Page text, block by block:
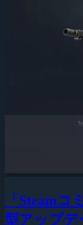
「Steam
型アップデ